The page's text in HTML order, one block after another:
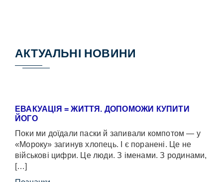
АКТУАЛЬНІ НОВИНИ
ЕВАКУАЦІЯ = ЖИТТЯ. ДОПОМОЖИ КУПИТИ
ЙОГО
Поки ми доїдали паски й запивали компотом — у
«Мороку» загинув хлопець. І є поранені. Це не
військові цифри. Це люди. З іменами. З родинами,
[…]